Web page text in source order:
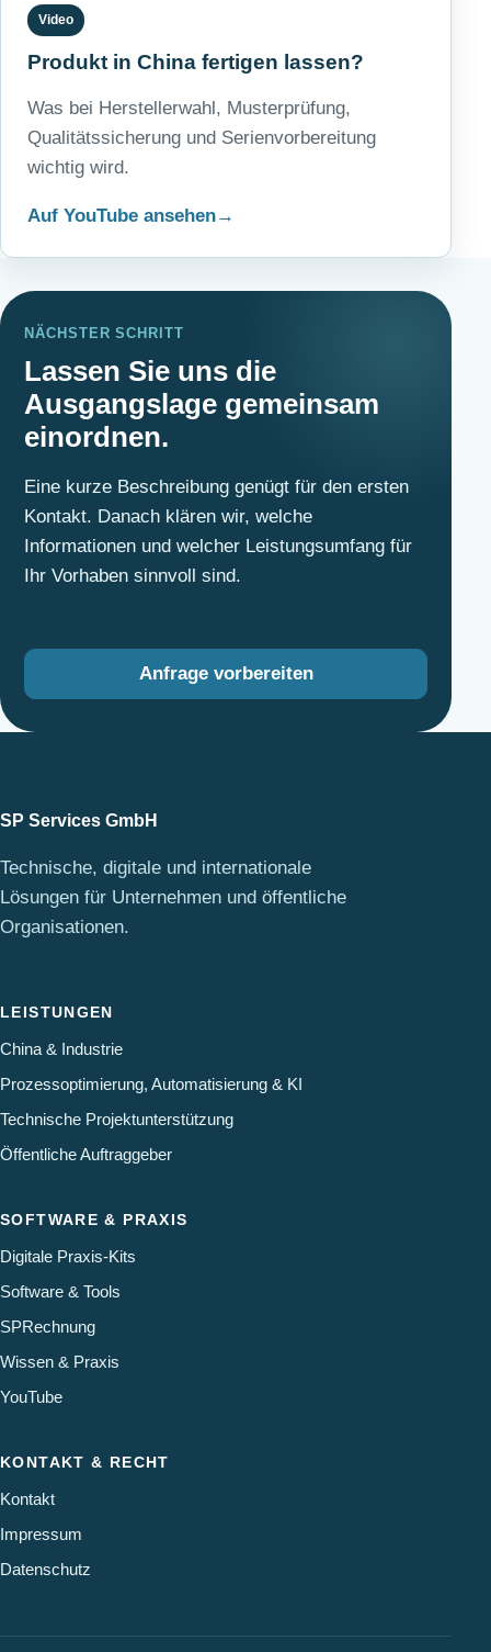
Video
Produkt in China fertigen lassen?
Was bei Herstellerwahl, Musterprüfung,
Qualitätssicherung und Serienvorbereitung
wichtig wird.
Auf YouTube ansehen
NÄCHSTER SCHRITT
Lassen Sie uns die
Ausgangslage gemeinsam
einordnen.
Eine kurze Beschreibung genügt für den ersten
Kontakt. Danach klären wir, welche
Informationen und welcher Leistungsumfang für
Ihr Vorhaben sinnvoll sind.
Anfrage vorbereiten
SP Services GmbH
Technische, digitale und internationale
Lösungen für Unternehmen und öffentliche
Organisationen.
LEISTUNGEN
China & Industrie
Prozessoptimierung, Automatisierung & KI
Technische Projektunterstützung
Öffentliche Auftraggeber
SOFTWARE & PRAXIS
Digitale Praxis-Kits
Software & Tools
SPRechnung
Wissen & Praxis
YouTube
KONTAKT & RECHT
Kontakt
Impressum
Datenschutz